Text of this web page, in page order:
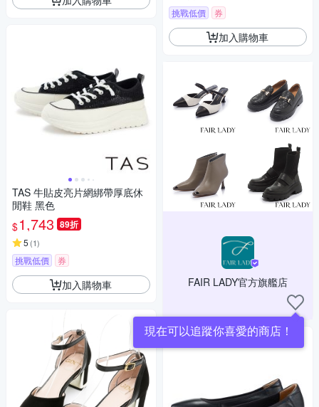
TAS 牛貼皮亮片網綁帶厚底休
閒鞋 黑色
$1,743 89折
5 (1)
挑戰低價 券
加入購物車
挑戰低價 券
加入購物車
FAIR LADY官方旗艦店